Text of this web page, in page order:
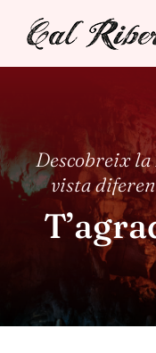
Allotjaments
Turisme
Tarifes
Descobreix la
vista